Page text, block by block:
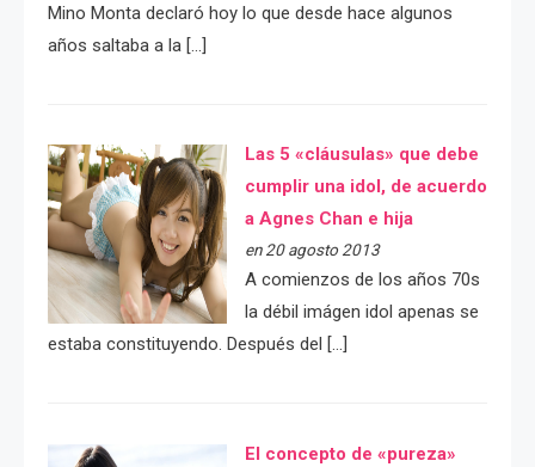
Mino Monta declaró hoy lo que desde hace algunos
años saltaba a la […]
Las 5 «cláusulas» que debe
cumplir una idol, de acuerdo
a Agnes Chan e hija
en 20 agosto 2013
A comienzos de los años 70s
la débil imágen idol apenas se
estaba constituyendo. Después del […]
El concepto de «pureza»